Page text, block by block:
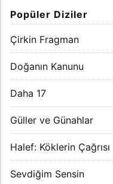
Popüler Diziler
Çirkin Fragman
Doğanın Kanunu
Daha 17
Güller ve Günahlar
Halef: Köklerin Çağrısı
Sevdiğim Sensin